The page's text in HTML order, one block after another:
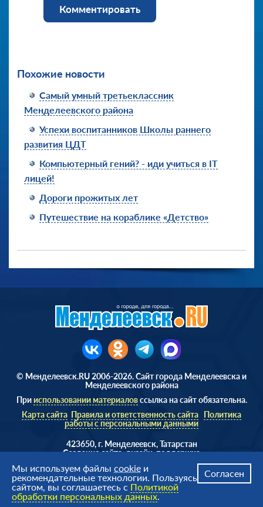
Комментировать
Похожие новости
Самый умный третьеклассник
Менделеевского района
Успехи воспитанников Школы раннего
развития ЦДТ
Компьютерный гений? - иди учиться в IT
лицей!
Дороги прожитых лет
Путешествие на кораблике «Детство»
© Менделеевск.RU 2006-2026. Сайт города Менделеевска и
Менделеевского района
Прииспользовании материаловссылка на сайт обязательна.
Карта сайта Правила и ответственность сайта Политика
работы с персональными данными
423650, г. Менделеевск, Татарстан
Cоздание сайта, дизайн, поддержка
Мы используем файлы cookie и
рекомендательные технологии. Пользуясь
сайтом, вы соглашаетесь с Политикой
обработки персональных данных.
Согласен